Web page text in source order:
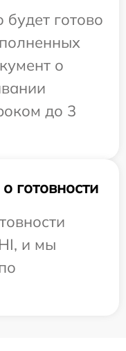
будет готово
о
до 3
готовности
и мы